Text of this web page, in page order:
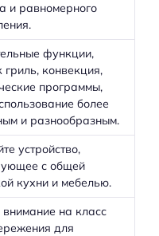
и равномерного
функции,
гриль, конвекция,
программы,
более
и разнообразным.
устройство,
с общей
кухни и мебелью.
внимание на класс
для